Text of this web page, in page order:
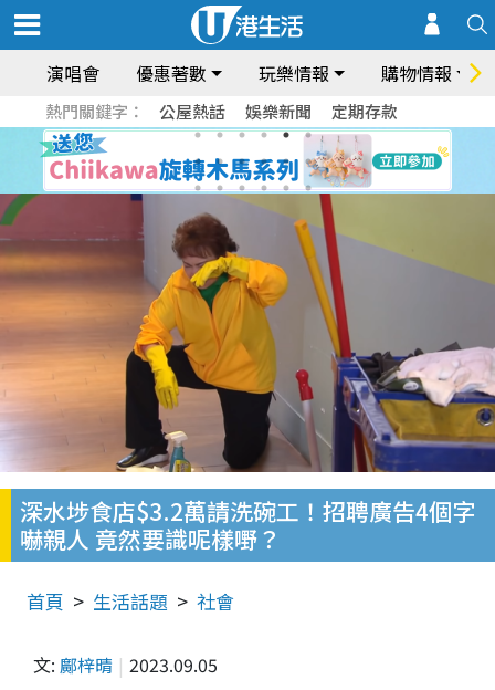
演唱會 優惠著數 玩樂情報 購物情報
熱門關鍵字： 公屋熱話 娛樂新聞 定期存款
深水埗食店$3.2萬請洗碗工！招聘廣告4個字
嚇親人 竟然要識呢樣嘢？
首頁 生活話題 社會
文: 鄺梓晴 2023.09.05